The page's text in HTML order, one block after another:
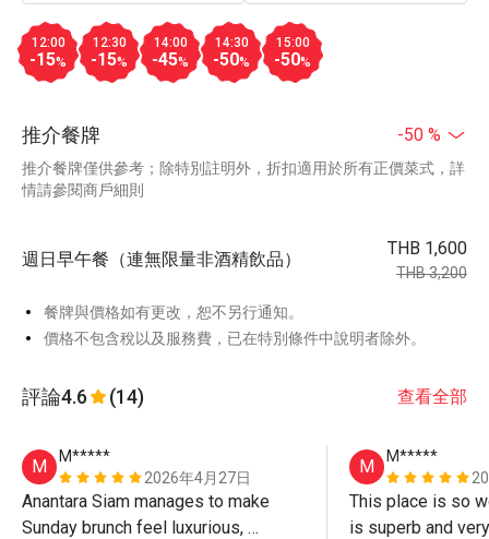
12:00
-15%
12:30
-15%
14:00
-45%
14:30
-50%
15:00
-50%
推介餐牌 -50 %
推介餐牌僅供參考；除特別註明外，折扣適用於所有正價菜式，詳
情請參閱商戶細則
週日早午餐（連無限量非酒精飲品）
THB 1,600
THB 3,200
餐牌與價格如有更改，恕不另行通知。
價格不包含稅以及服務費，已在特別條件中說明者除外。
評論4.6 (14) 查看全部
M
M*****
2026年4月27日
Anantara Siam manages to make
Sunday brunch feel luxurious,
M
M*****
This place is so
is superb and